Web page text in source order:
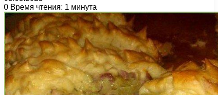
0 Время чтения: 1 минута